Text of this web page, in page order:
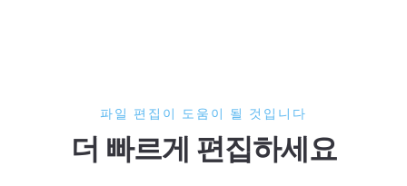
파일 편집이 도움이 될 것입니다
더 빠르게 편집하세요